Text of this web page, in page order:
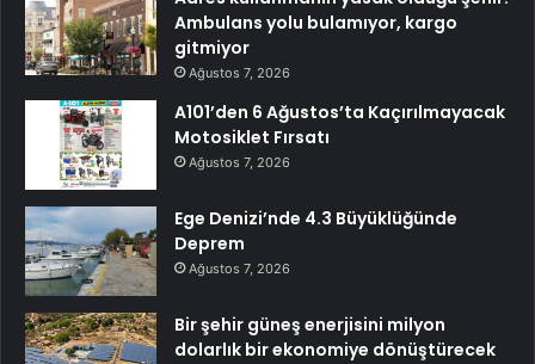
Ambulans yolu bulamıyor, kargo
gitmiyor
Ağustos 7, 2026
A101’den 6 Ağustos’ta Kaçırılmayacak
Motosiklet Fırsatı
Ağustos 7, 2026
Ege Denizi’nde 4.3 Büyüklüğünde
Deprem
Ağustos 7, 2026
Bir şehir güneş enerjisini milyon
dolarlık bir ekonomiye dönüştürecek